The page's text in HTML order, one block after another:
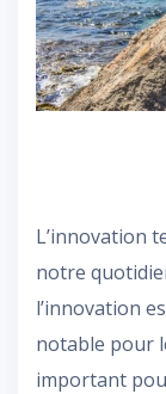
L’innovation
notre
l’innovation
notable pour
important